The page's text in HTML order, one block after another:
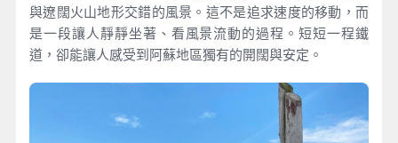
與遼闊火山地形交錯的風景。這不是追求速度的移動，而
是一段讓人靜靜坐著、看風景流動的過程。短短一程鐵
道，卻能讓人感受到阿蘇地區獨有的開闊與安定。